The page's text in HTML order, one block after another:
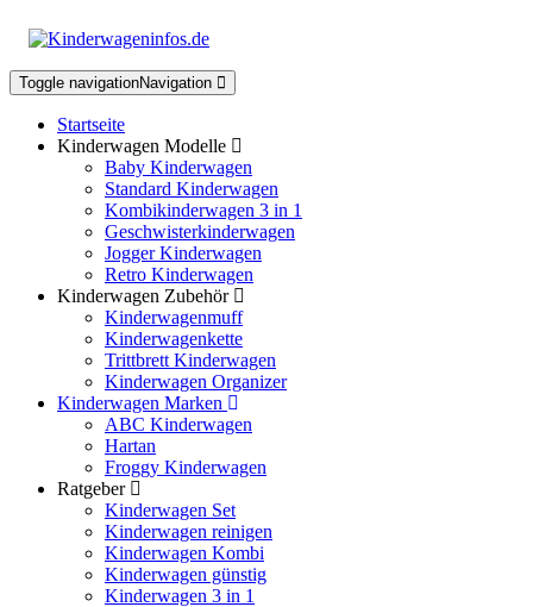
Toggle navigationNavigation
Startseite
Kinderwagen Modelle
Baby Kinderwagen
Standard Kinderwagen
Kombikinderwagen 3 in 1
Geschwisterkinderwagen
Jogger Kinderwagen
Retro Kinderwagen
Kinderwagen Zubehör
Kinderwagenmuff
Kinderwagenkette
Trittbrett Kinderwagen
Kinderwagen Organizer
Kinderwagen Marken
ABC Kinderwagen
Hartan
Froggy Kinderwagen
Ratgeber
Kinderwagen Set
Kinderwagen reinigen
Kinderwagen Kombi
Kinderwagen günstig
Kinderwagen 3 in 1